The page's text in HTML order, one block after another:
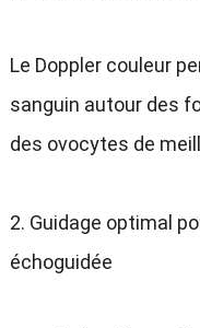
Le Doppler couleur
sanguin autour des
des ovocytes de
2. Guidage optimal
échoguidée